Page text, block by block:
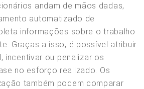
andam de mãos dadas,
automatizado de
informações sobre o trabalho
Graças a isso, é possível atribuir
incentivar ou penalizar os
no esforço realizado. Os
também podem comparar